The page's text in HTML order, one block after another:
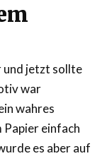
und jetzt sollte
war
wahres
Papier einfach
es aber auf